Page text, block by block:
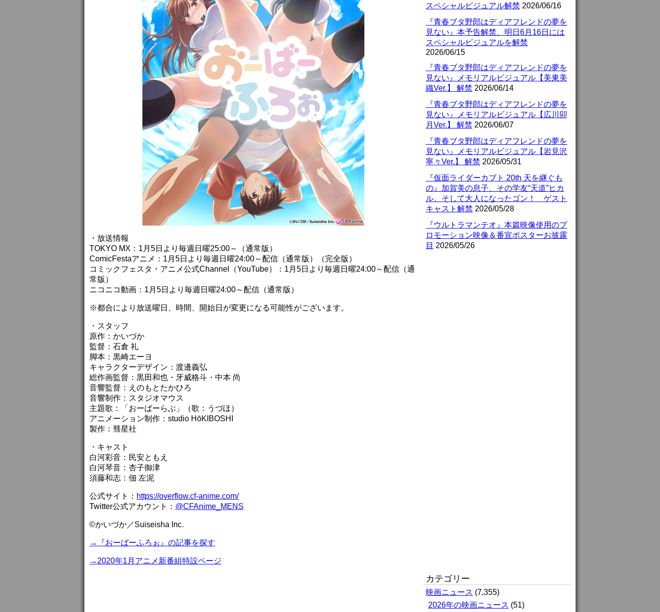
・放送情報
TOKYO MX：1月5日より毎週日曜25:00～（通常版）
ComicFestaアニメ：1月5日より毎週日曜24:00～配信（通常版）（完全版）
コミックフェスタ・アニメ公式Channel（YouTube）：1月5日より毎週日曜24:00～配信（通
常版）
ニコニコ動画：1月5日より毎週日曜24:00～配信（通常版）
※都合により放送曜日、時間、開始日が変更になる可能性がございます。
・スタッフ
原作：かいづか
監督：石倉 礼
脚本：黒崎エーヨ
キャラクターデザイン：渡邊義弘
総作画監督：黒田和也・牙威格斗・中本 尚
音響監督：えのもとたかひろ
音響制作：スタジオマウス
主題歌：「おーばーらぶ」（歌：うづほ）
アニメーション制作：studio HōKIBOSHI
製作：彗星社
・キャスト
白河彩音：民安ともえ
白河琴音：杏子御津
須藤和志：佃 左泥
公式サイト： https://overflow.cf-anime.com/
Twitter公式アカウント： @CFAnime_MENS
©かいづか／Suiseisha Inc.
→『おーばーふろぉ』の記事を探す
→2020年1月アニメ新番組特設ページ
スペシャルビジュアル解禁 2026/06/16
『青春ブタ野郎はディアフレンドの夢を
見ない』本予告解禁、明日6月16日には
スペシャルビジュアルを解禁
2026/06/15
『青春ブタ野郎はディアフレンドの夢を
見ない』メモリアルビジュアル【美東美
織Ver.】 解禁 2026/06/14
『青春ブタ野郎はディアフレンドの夢を
見ない』メモリアルビジュアル【広川卯
月Ver.】 解禁 2026/06/07
『青春ブタ野郎はディアフレンドの夢を
見ない』メモリアルビジュアル【岩見沢
寧々Ver.】 解禁 2026/05/31
『仮面ライダーカブト 20th 天を継ぐも
の』加賀美の息子、その学友“天道”ヒカ
ル、そして大人になったゴン！ ゲスト
キャスト解禁 2026/05/28
『ウルトラマンテオ』本篇映像使用のプ
ロモーション映像＆番宣ポスターお披露
目 2026/05/26
カテゴリー
映画ニュース (7,355)
2026年の映画ニュース (51)